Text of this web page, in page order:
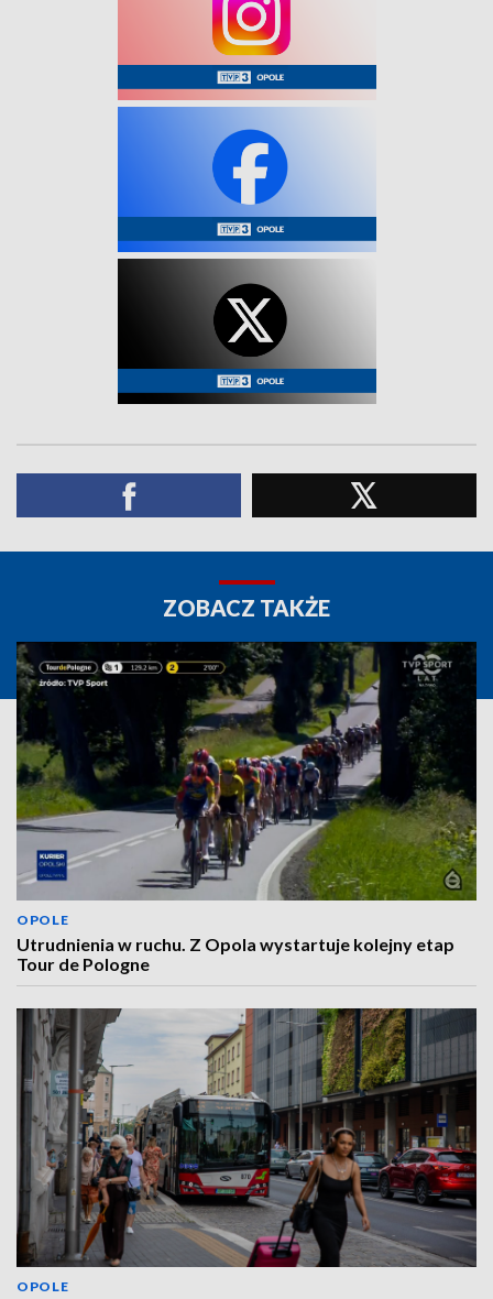
ZOBACZ TAKŻE
OPOLE
Utrudnienia w ruchu. Z Opola wystartuje kolejny etap
Tour de Pologne
OPOLE